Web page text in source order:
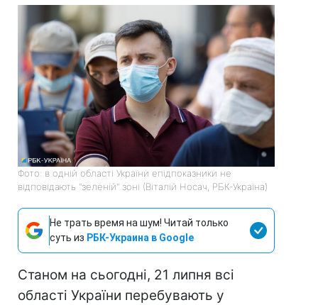
Фото: в одній області України епідпоказники не
відповідають "зеленій" зоні (Віталій Носач, РБК-Україна)
Не трать время на шум! Читай только
суть из РБК-Украина в Google
Станом на сьогодні, 21 липня всі
області України перебувають у